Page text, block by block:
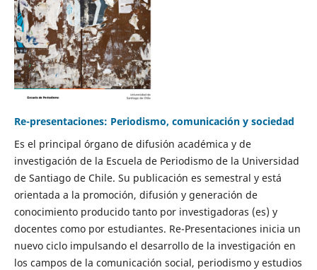
Re-presentaciones: Periodismo, comunicación y sociedad
Es el principal órgano de difusión académica y de
investigación de la Escuela de Periodismo de la Universidad
de Santiago de Chile. Su publicación es semestral y está
orientada a la promoción, difusión y generación de
conocimiento producido tanto por investigadoras (es) y
docentes como por estudiantes. Re-Presentaciones inicia un
nuevo ciclo impulsando el desarrollo de la investigación en
los campos de la comunicación social, periodismo y estudios